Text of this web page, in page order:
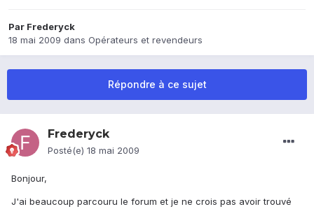
Par Frederyck
18 mai 2009 dans Opérateurs et revendeurs
Répondre à ce sujet
Frederyck
Posté(e) 18 mai 2009
Bonjour,
J'ai beaucoup parcouru le forum et je ne crois pas avoir trouvé